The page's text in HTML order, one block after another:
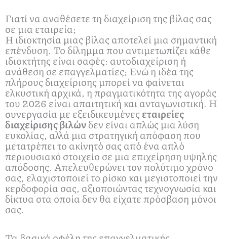
Γιατί να αναθέσετε τη διαχείριση της βίλας σας
σε μια εταιρεία;
Η ιδιοκτησία μιας βίλας αποτελεί μια σημαντική
επένδυση. Το δίλημμα που αντιμετωπίζει κάθε
ιδιοκτήτης είναι σαφές: αυτοδιαχείριση ή
ανάθεση σε επαγγελματίες; Ενώ η ιδέα της
πλήρους διαχείρισης μπορεί να φαίνεται
ελκυστική αρχικά, η πραγματικότητα της αγοράς
του 2026 είναι απαιτητική και ανταγωνιστική. Η
συνεργασία με εξειδικευμένες εταιρείες
διαχείρισης βιλώνδεν είναι απλώς μια λύση
ευκολίας, αλλά μια στρατηγική απόφαση που
μετατρέπει το ακίνητό σας από ένα απλό
περιουσιακό στοιχείο σε μια επιχείρηση υψηλής
απόδοσης. Απελευθερώνει τον πολύτιμο χρόνο
σας, ελαχιστοποιεί το ρίσκο και μεγιστοποιεί την
κερδοφορία σας, αξιοποιώντας τεχνογνωσία και
δίκτυα στα οποία δεν θα είχατε πρόσβαση μόνοι
σας.